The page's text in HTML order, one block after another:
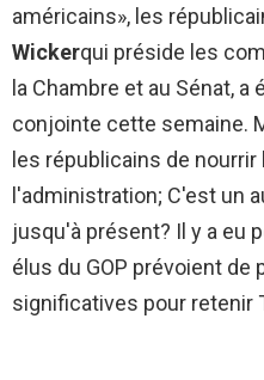
américains», les
Wickerqui préside les
la Chambre et au Sénat,
conjointe cette semaine.
les républicains de
l'administration; C'est un
jusqu'à présent? Il y a eu
élus du GOP prévoient
significatives pour retenir